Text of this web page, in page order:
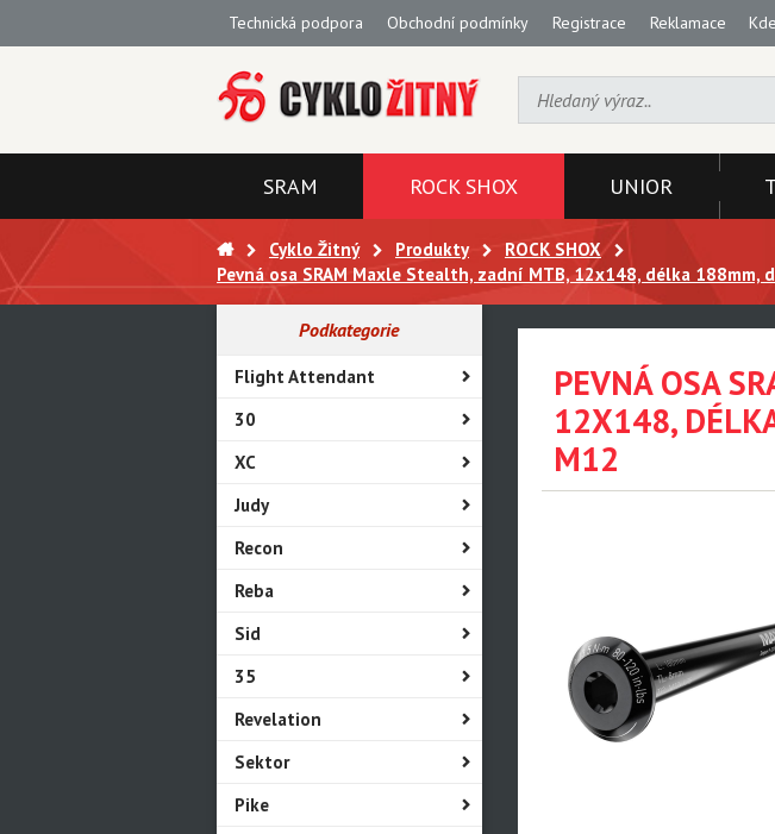
Technická podpora Obchodní podmínky Registrace Reklamace
SRAM ROCK SHOX UNIOR
Cyklo Žitný Produkty
ROCK SHOX
Pevná osa SRAM Maxle Stealth, zadní MTB, 12x148, délka 188mm,
Podkategorie
Flight Attendant
30
XC
Judy
Recon
Reba
Sid
35
Revelation
Sektor
Pike
PEVNÁ OSA
12X148,
M12